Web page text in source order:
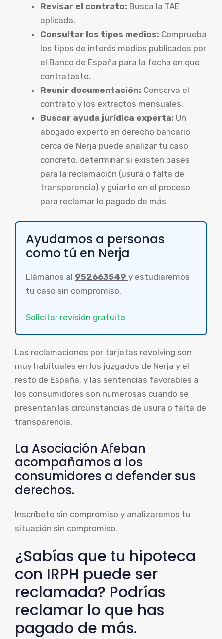
Revisar el contrato: Busca la TAE
aplicada.
Consultar los tipos medios: Comprueba
los tipos de interés medios publicados por
el Banco de España para la fecha en que
contrataste.
Reunir documentación: Conserva el
contrato y los extractos mensuales.
Buscar ayuda jurídica experta: Un
abogado experto en derecho bancario
cerca de Nerja puede analizar tu caso
concreto, determinar si existen bases
para la reclamación (usura o falta de
transparencia) y guiarte en el proceso
para reclamar lo pagado de más.
Ayudamos a personas
como tú en Nerja
Llámanos al 952663549 y estudiaremos
tu caso sin compromiso.
Solicitar revisión gratuita
Las reclamaciones por tarjetas revolving son
muy habituales en los juzgados de Nerja y el
resto de España, y las sentencias favorables a
los consumidores son numerosas cuando se
presentan las circunstancias de usura o falta de
transparencia.
La Asociación Afeban
acompañamos a los
consumidores a defender sus
derechos.
Inscríbete sin compromiso y analizaremos tu
situación sin compromiso.
¿Sabías que tu hipoteca
con IRPH puede ser
reclamada? Podrías
reclamar lo que has
pagado de más.